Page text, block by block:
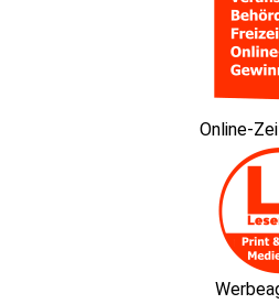
Online-